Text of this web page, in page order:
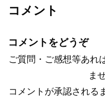
コメント
コメントをどうぞ
ご質問・ご感想等あれ
ま
コメントが承認される